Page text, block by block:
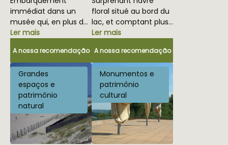
immédiat dans un
musée qui, en plus de
raconter l'histoire des
[Biscarosse] à New-
York, donne
sérieusement et
immédiatement envie
de s'envoyer en l'air.
Bonne nouvelle, le
baptême de l'air et
des mers est possible
dans l'une des écoles
Ler mais
A nossa recomendação
floral situé au bord du
lac, et comptant plus
de 300 espèces de
promenade a été
qualifiée en 2001
comme l'un des plus
beaux sites fleuris de
France et avait permis
à Mimizan d'obtenir
dès 1999 sa 4ème
fleur au Concours
National des Villes et
Ler mais
A nossa recomendação
Grandes
espaços e
patrimônio
natural
Monumentos e
patrimônio
cultural